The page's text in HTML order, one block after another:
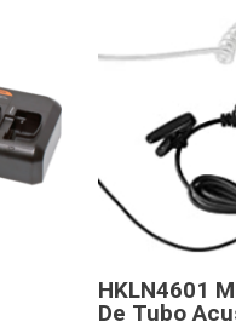
HKLN4601
De Tubo